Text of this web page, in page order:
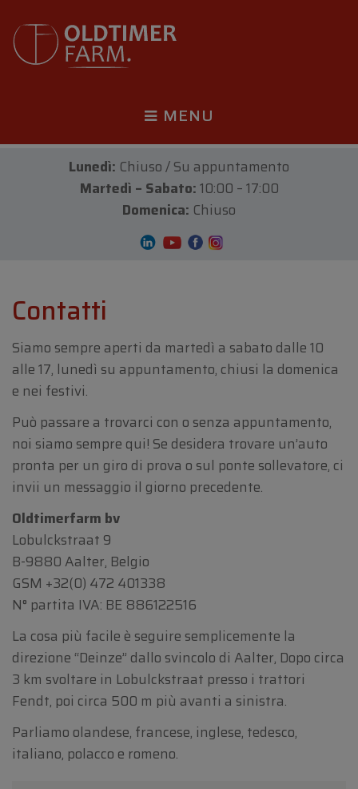
MENU
Lunedì: Chiuso / Su appuntamento
Martedì – Sabato:10:00 – 17:00
Domenica: Chiuso
Contatti
Siamo sempre aperti da martedì a sabato dalle 10
alle 17, lunedì su appuntamento, chiusi la domenica
e nei festivi.
Può passare a trovarci con o senza appuntamento,
noi siamo sempre qui! Se desidera trovare un’auto
pronta per un giro di prova o sul ponte sollevatore, ci
invii un messaggio il giorno precedente.
Oldtimerfarm bv
Lobulckstraat 9
B-9880 Aalter, Belgio
GSM +32(0) 472 401338
N° partita IVA: BE 886122516
La cosa più facile è seguire semplicemente la
direzione “Deinze” dallo svincolo di Aalter, Dopo circa
3 km svoltare in Lobulckstraat presso i trattori
Fendt, poi circa 500 m più avanti a sinistra.
Parliamo olandese, francese, inglese, tedesco,
italiano, polacco e romeno.